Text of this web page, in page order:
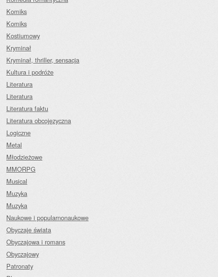
Komiks
Komiks
Kostiumowy
Kryminał
Kryminał, thriller, sensacja
Kultura i podróże
Literatura
Literatura
Literatura faktu
Literatura obcojęzyczna
Logiczne
Metal
Młodzieżowe
MMORPG
Musical
Muzyka
Muzyka
Naukowe i popularnonaukowe
Obyczaje świata
Obyczajowa i romans
Obyczajowy
Patronaty